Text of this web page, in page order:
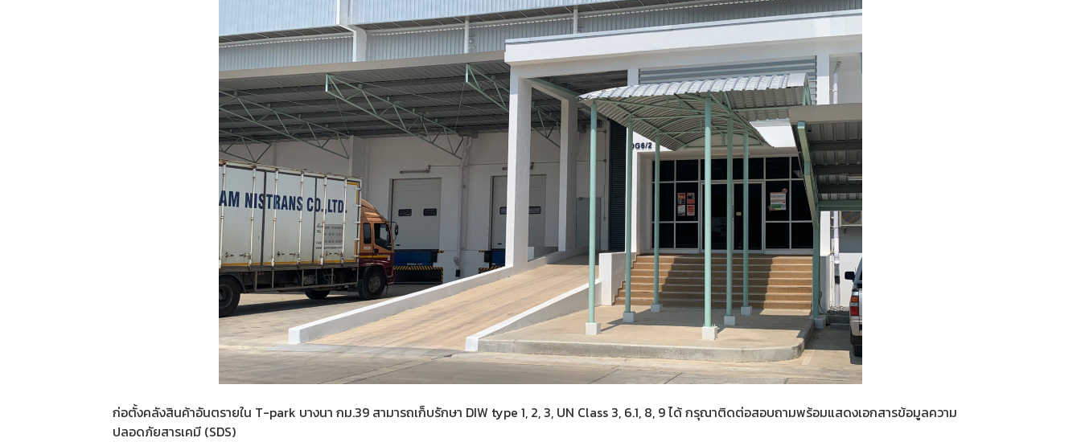
ก่อตั้งคลังสินค้าอันตรายใน T-park บางนา กม.39 สามารถเก็บรักษา DIW type 1, 2, 3, UN Class 3, 6.1, 8, 9 ได้ กรุณาติดต่อสอบถามพร้อมแสดงเอกสารข้อมูลความ
ปลอดภัยสารเคมี (SDS)